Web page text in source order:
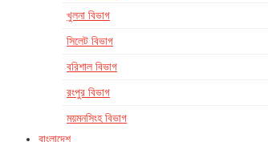
খুলনা বিভাগ
সিলেট বিভাগ
বরিশাল বিভাগ
রংপুর বিভাগ
ময়মনসিংহ বিভাগ
বাংলাদেশ